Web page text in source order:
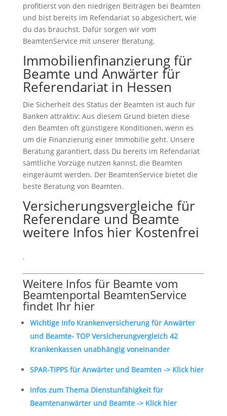
profitierst von den niedrigen Beiträgen bei Beamten
und bist bereits im Refendariat so abgesichert, wie
du das brauchst. Dafür sorgen wir vom
BeamtenService mit unserer Beratung.
Immobilienfinanzierung für
Beamte und Anwärter für
Referendariat in Hessen
Die Sicherheit des Status der Beamten ist auch für
Banken attraktiv: Aus diesem Grund bieten diese
den Beamten oft günstigere Konditionen, wenn es
um die Finanzierung einer Immobilie geht. Unsere
Beratung garantiert, dass Du bereits im Refendariat
sämtliche Vorzüge nutzen kannst, die Beamten
eingeräumt werden. Der BeamtenService bietet die
beste Beratung von Beamten.
Versicherungsvergleiche für
Referendare und Beamte
weitere Infos hier Kostenfrei
.
Weitere Infos für Beamte vom
Beamtenportal BeamtenService
findet Ihr hier
Wichtige Info Krankenversicherung für Anwärter
und Beamte- TOP Versicherungvergleich 42
Krankenkassen unabhängig voneinander
SPAR-TIPPS für Anwärter und Beamten -> Klick hier
Infos zum Thema Dienstunfähigkeit für
Beamtenanwärter und Beamte -> Klick hier